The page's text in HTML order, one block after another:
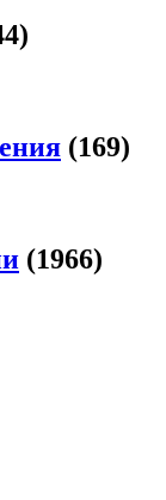
(169)
(1966)